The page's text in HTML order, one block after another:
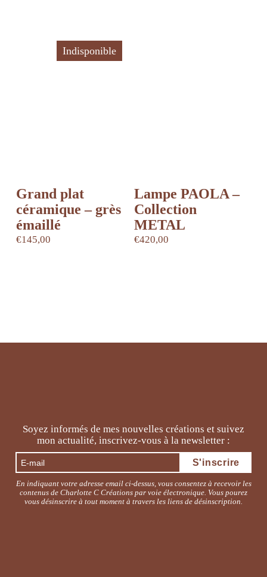
Grand plat
céramique – grès
émaillé
€145,00
Indisponible
Lampe PAOLA –
Collection
METAL
€420,00
Soyez informés de mes nouvelles créations et suivez
mon actualité, inscrivez-vous à la newsletter :
En indiquant votre adresse email ci-dessus, vous consentez à recevoir les
contenus de Charlotte C Créations par voie électronique. Vous pourez
vous désinscrire à tout moment à travers les liens de désinscription.